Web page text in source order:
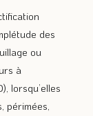
des
ou
à
lorsqu’elles
périmées,